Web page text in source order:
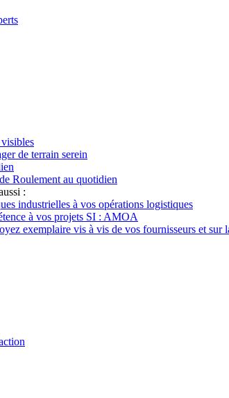
de terrain serein
Roulement au quotidien
:
industrielles à vos opérations logistiques
à vos projets SI : AMOA
exemplaire vis à vis de vos fournisseurs et sur